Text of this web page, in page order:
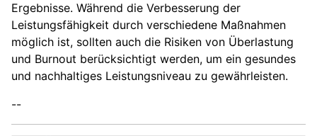
Ergebnisse. Während die Verbesserung der
Leistungsfähigkeit durch verschiedene Maßnahmen
möglich ist, sollten auch die Risiken von Überlastung
und Burnout berücksichtigt werden, um ein gesundes
und nachhaltiges Leistungsniveau zu gewährleisten.
--